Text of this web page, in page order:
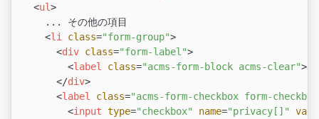
<ul>
    ... その他の項目
<li class="form-group">
<div class="form-label">
<label class="acms-form-block acms-clear">
</div>
<label class="acms-form-checkbox form-
<input type="checkbox" name="privacy[]"